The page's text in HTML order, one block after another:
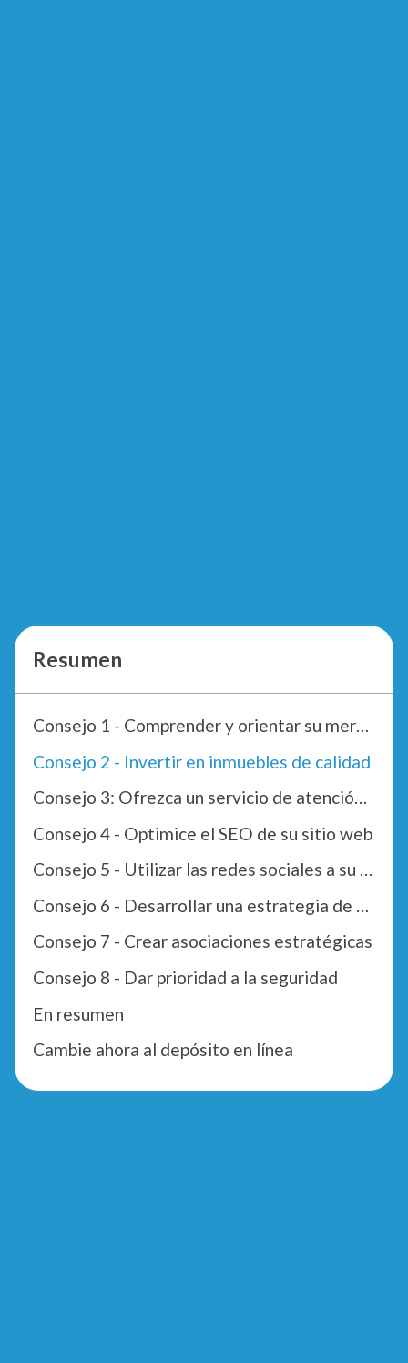
Resumen
Consejo 1 - Comprender y orientar su mercado
Consejo 2 - Invertir en inmuebles de calidad
Consejo 3: Ofrezca un servicio de atención al cliente excepcional
Consejo 4 - Optimice el SEO de su sitio web
Consejo 5 - Utilizar las redes sociales a su favor
Consejo 6 - Desarrollar una estrategia de precios flexible
Consejo 7 - Crear asociaciones estratégicas
Consejo 8 - Dar prioridad a la seguridad
En resumen
Cambie ahora al depósito en línea